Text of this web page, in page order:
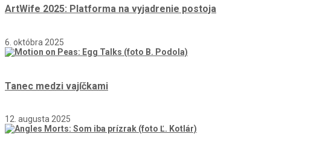
ArtWife 2025: Platforma na vyjadrenie postoja
6. októbra 2025
Tanec medzi vajíčkami
12. augusta 2025